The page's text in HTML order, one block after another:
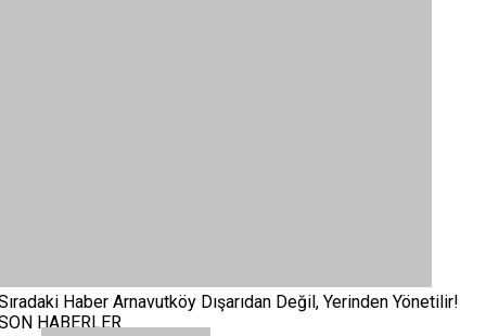
Haber Arnavutköy Dışarıdan Değil, Yerinden Yönetilir!
HABERLER